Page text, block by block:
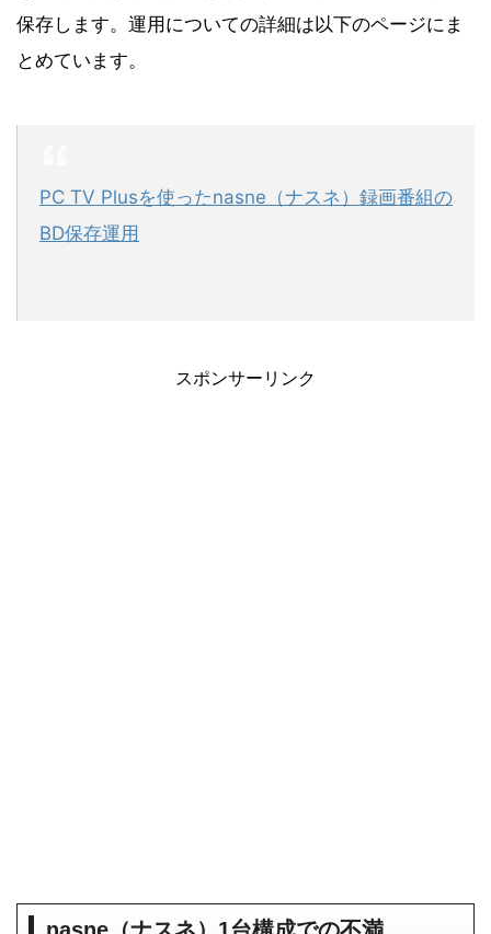
保存します。運用についての詳細は以下のページにま
とめています。
PC TV Plusを使ったnasne（ナスネ）録画番組の
BD保存運用
スポンサーリンク